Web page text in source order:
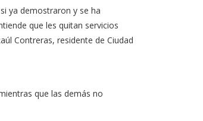
ya demostraron y se ha
que les quitan servicios
Contreras, residente de Ciudad
que las demás no